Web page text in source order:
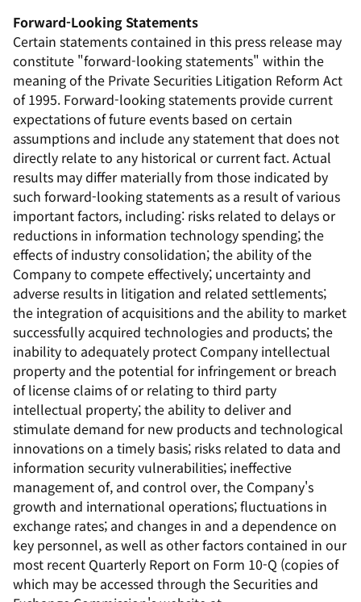
Forward-Looking Statements
Certain statements contained in this press release may
constitute "forward-looking statements" within the
meaning of the Private Securities Litigation Reform Act
of 1995. Forward-looking statements provide current
expectations of future events based on certain
assumptions and include any statement that does not
directly relate to any historical or current fact. Actual
results may differ materially from those indicated by
such forward-looking statements as a result of various
important factors, including: risks related to delays or
reductions in information technology spending; the
effects of industry consolidation; the ability of the
Company to compete effectively; uncertainty and
adverse results in litigation and related settlements;
the integration of acquisitions and the ability to market
successfully acquired technologies and products; the
inability to adequately protect Company intellectual
property and the potential for infringement or breach
of license claims of or relating to third party
intellectual property; the ability to deliver and
stimulate demand for new products and technological
innovations on a timely basis; risks related to data and
information security vulnerabilities; ineffective
management of, and control over, the Company's
growth and international operations; fluctuations in
exchange rates; and changes in and a dependence on
key personnel, as well as other factors contained in our
most recent Quarterly Report on Form 10-Q (copies of
which may be accessed through the Securities and